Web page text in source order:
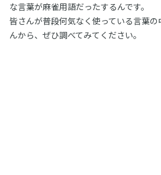
な言葉が麻雀用語だったするんです。
皆さんが普段何気なく使っている言葉
んから、ぜひ調べてみてください。